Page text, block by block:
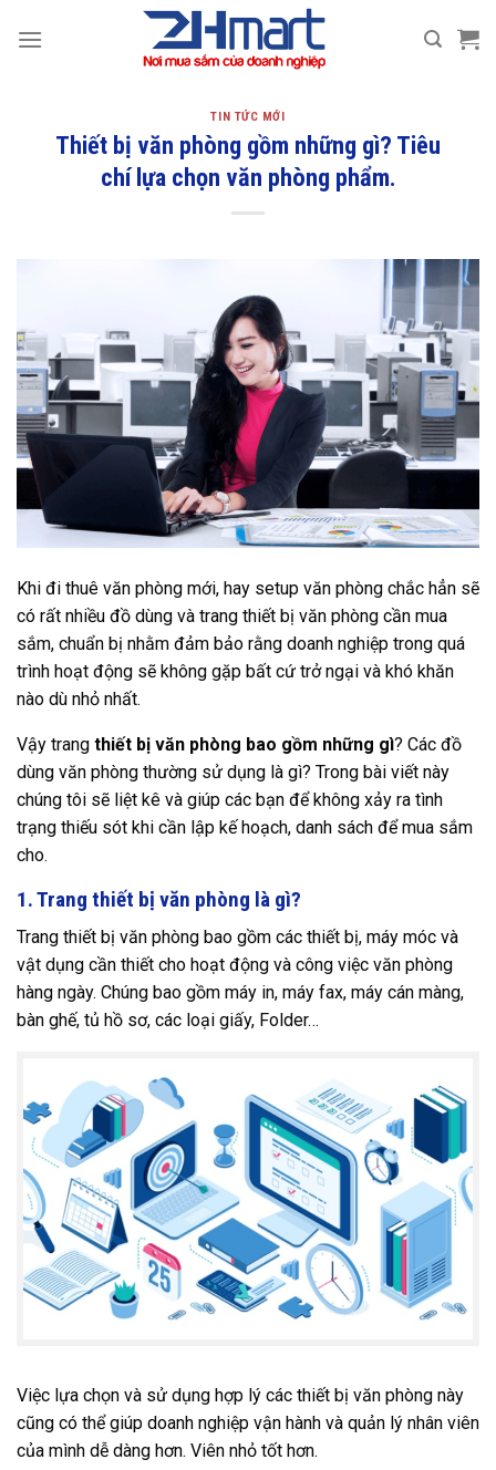
qua
TIN TỨC MỚI
Thiết bị văn phòng gồm những gì? Tiêu
chí lựa chọn văn phòng phẩm.
Khi đi thuê văn phòng mới, hay setup văn phòng chắc hẳn sẽ
có rất nhiều đồ dùng và trang thiết bị văn phòng cần mua
sắm, chuẩn bị nhằm đảm bảo rằng doanh nghiệp trong quá
trình hoạt động sẽ không gặp bất cứ trở ngại và khó khăn
nào dù nhỏ nhất.
Vậy trang thiết bị văn phòng bao gồm những gì? Các đồ
dùng văn phòng thường sử dụng là gì? Trong bài viết này
chúng tôi sẽ liệt kê và giúp các bạn để không xảy ra tình
trạng thiếu sót khi cần lập kế hoạch, danh sách để mua sắm
cho.
1. Trang thiết bị văn phòng là gì?
Trang thiết bị văn phòng bao gồm các thiết bị, máy móc và
vật dụng cần thiết cho hoạt động và công việc văn phòng
hàng ngày. Chúng bao gồm máy in, máy fax, máy cán màng,
bàn ghế, tủ hồ sơ, các loại giấy, Folder…
Việc lựa chọn và sử dụng hợp lý các thiết bị văn phòng này
cũng có thể giúp doanh nghiệp vận hành và quản lý nhân viên
của mình dễ dàng hơn. Viên nhỏ tốt hơn.